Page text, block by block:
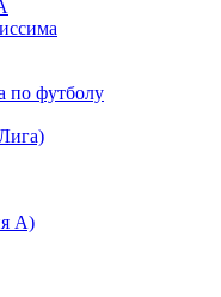
по футболу
А)